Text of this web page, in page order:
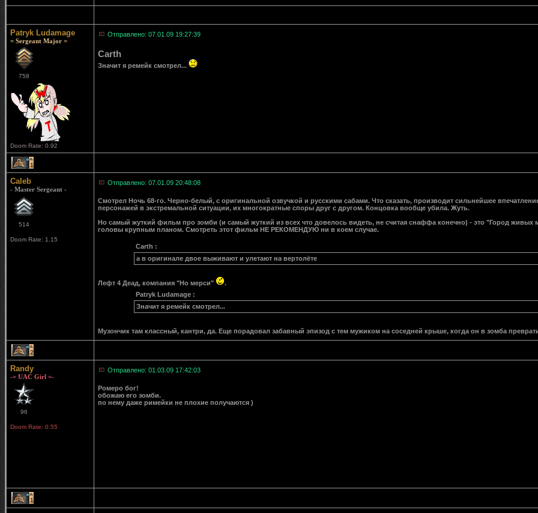
Patryk Ludamage
= Sergeant Major =
758
Doom Rate: 0.92
Отправлено: 07.01.09 19:27:39
Carth
Значит я ремейк смотрел...
1
Caleb
- Master Sergeant -
514
Doom Rate: 1.15
Отправлено: 07.01.09 20:48:08
Смотрел Ночь 68-го. Черно-белый, с оригинальной озвучкой и русскими сабами. Что сказать, производит сильнейшее
персонажей в экстремальной ситуации, их многократные споры друг с другом. Концовка вообще убила. Жуть.
Но самый жуткий фильм про зомби (и самый жуткий из всех что довелось видеть, не считая снаффа конечно) - это "Город живых
головы крупным планом. Смотреть этот фильм НЕ РЕКОМЕНДУЮ ни в коем случае.
Carth :
а в оригинале двое выживают и улетают на вертолёте
Лефт 4 Деад, компания "Но мерси"
.
Patryk Ludamage :
Значит я ремейк смотрел...
Музончик там классный, кантри, да. Еще порадовал забавный эпизод с тем мужиком на соседней крыше, когда он в зомба
2
Randy
-= UAC Girl =-
96
Doom Rate: 0.55
Отправлено: 01.03.09 17:42:03
Ромеро бог!
обожаю его зомби.
по нему даже римейки не плохие получаются )
1